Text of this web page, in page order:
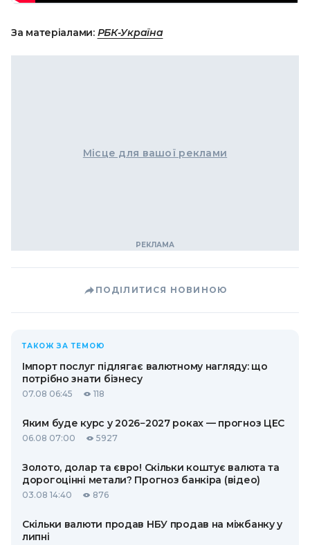
За матеріалами: РБК-Україна
Місце для вашої реклами
ПОДІЛИТИСЯ НОВИНОЮ
ТАКОЖ ЗА ТЕМОЮ
Імпорт послуг підлягає валютному нагляду: що
потрібно знати бізнесу
07.08 06:45 118
Яким буде курс у 2026−2027 роках — прогноз ЦЕС
06.08 07:00 5927
Золото, долар та євро! Скільки коштує валюта та
дорогоцінні метали? Прогноз банкіра (відео)
03.08 14:40 876
Скільки валюти продав НБУ продав на міжбанку у
липні